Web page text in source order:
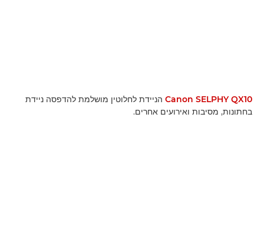
Canon SELPHY QX10 הניידת לחלוטין מושלמת להדפסה ניידת
בחתונות, מסיבות ואירועים אחרים.